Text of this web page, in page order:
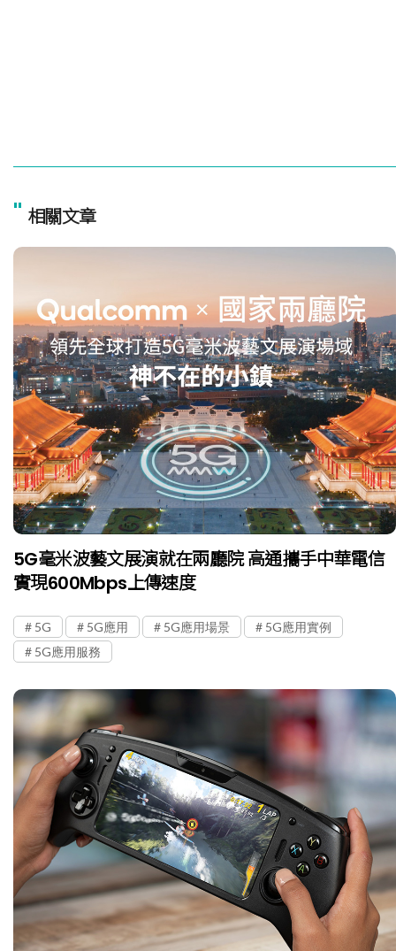
" 相關文章
5G毫米波藝文展演就在兩廳院 高通攜手中華電信
實現600Mbps上傳速度
5G 5G應用 5G應用場景
5G應用實例
5G應用服務